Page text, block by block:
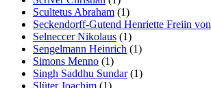
Scultetus Abraham (1)
Seckendorff-Gutend Henriette Freiin von
Selneccer Nikolaus (1)
Sengelmann Heinrich (1)
Simons Menno (1)
Singh Saddhu Sundar(1)
Slüter Joachim (1)